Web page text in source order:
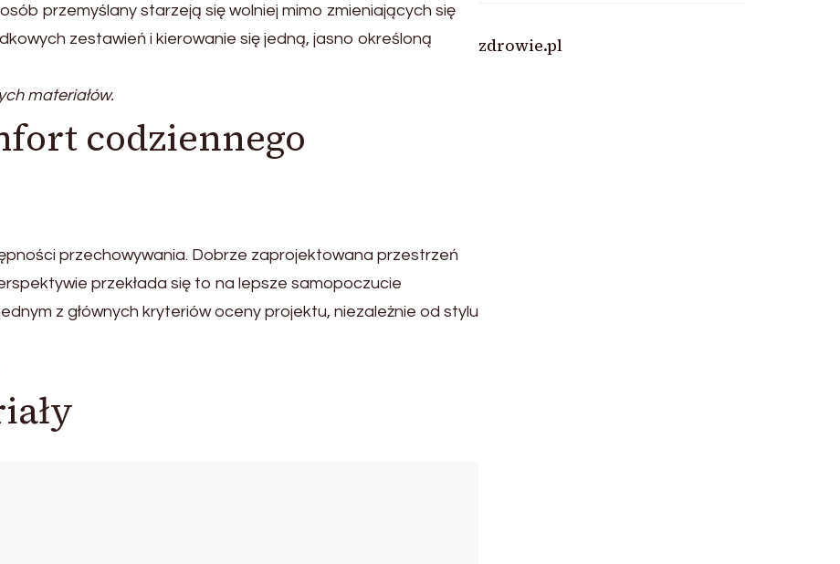
przemyślany starzeją się wolniej mimo zmieniających się
zestawień i kierowanie się jedną, jasno określoną
materiałów.
codziennego
przechowywania. Dobrze zaprojektowana przestrzeń
przekłada się to na lepsze samopoczucie
z głównych kryteriów oceny projektu, niezależnie od stylu
zdrowie.pl